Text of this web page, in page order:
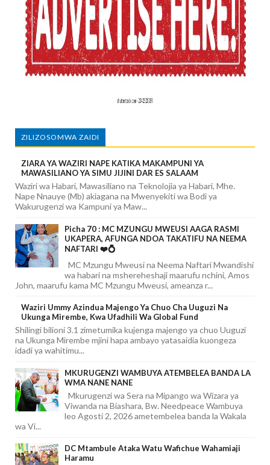
ZILIZOSOMWA ZAIDI
ZIARA YA WAZIRI NAPE KATIKA MAKAMPUNI YA
MAWASILIANO YA SIMU JIJINI DAR ES SALAAM
Waziri wa Habari, Mawasiliano na Teknolojia ya Habari, Mhe.
Nape Nnauye (Mb) akiagana na Mwenyekiti wa Bodi ya
Wakurugenzi wa Kampuni ya Maw...
Picha 70 : MC MZUNGU MWEUSI AAGA RASMI
UKAPERA, AFUNGA NDOA TAKATIFU NA NEEMA
NAFTARI ❤️💍
MC Mzungu Mweusi na Neema Naftari Mwandishi
wa habari na mshereheshaji maarufu nchini, Amos
John, maarufu kama MC Mzungu Mweusi, ameanza r...
Waziri Ummy Azindua Majengo Ya Chuo Cha Uuguzi Na
Ukunga Mirembe, Kwa Ufadhili Wa Global Fund
Shilingi bilioni 3.1 zimetumika kujenga majengo ya chuo Uuguzi
na Ukunga Mirembe mjini hapa ambayo yatasaidia kuongeza
idadi ya wahitimu...
MKURUGENZI WAMBUYA ATEMBELEA BANDA LA
WMA NANE NANE
Mkurugenzi wa Sera na Mipango wa Wizara ya
Viwanda na Biashara, Bw. Needpeace Wambuya
leo Agosti 2, 2026 ametembelea banda la Wakala
wa Vi...
DC Mtambule Ataka Watu Wafichue Wahamiaji
Haramu